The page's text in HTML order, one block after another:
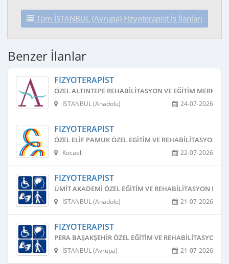
Tüm İSTANBUL (Avrupa) Fizyoterapist İş İlanları
Benzer İlanlar
FIZYOTERAPIST
ÖZEL ALTINTEPE REHABILITASYON VE EĞITIM MERKEZI
24-07-2026
İSTANBUL (Anadolu)
FIZYOTERAPIST
ÖZEL ELIF PAMUK ÖZEL EGITIM VE REHABILITASYON
22-07-2026
Kocaeli
FIZYOTERAPIST
ÜMIT AKADEMI ÖZEL EĞITIM VE REHABILITASYON
21-07-2026
İSTANBUL (Anadolu)
FIZYOTERAPIST
PERA BAŞAKŞEHIR ÖZEL EĞITIM VE REHABILITASYON
21-07-2026
İSTANBUL (Avrupa)